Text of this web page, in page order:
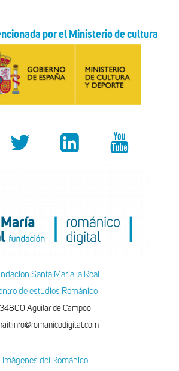
por el Ministerio de cultura
Santa Maria la Real
de estudios Románico
34800 Aguilar de Campoo
Imágenes del Románico